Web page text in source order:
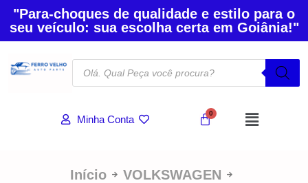
"Para-choques de qualidade e estilo para o
seu veículo: sua escolha certa em Goiânia!"
Minha Conta
Início VOLKSWAGEN